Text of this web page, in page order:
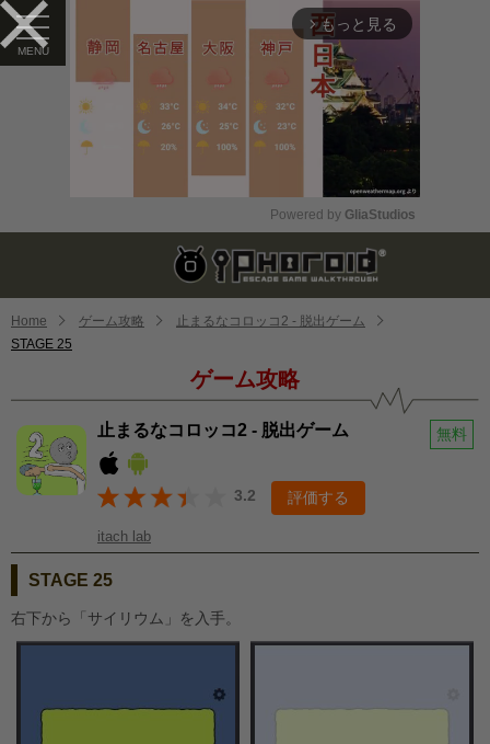
arrow_forward_ios もっと見る
Mute
Powered by GliaStudios
Home ゲーム攻略
止まるなコロッコ2 - 脱出ゲーム
STAGE 25
ゲーム攻略
止まるなコロッコ2 - 脱出ゲーム 無料
3.2 評価する
itach lab
STAGE 25
右下から「サイリウム」を入手。